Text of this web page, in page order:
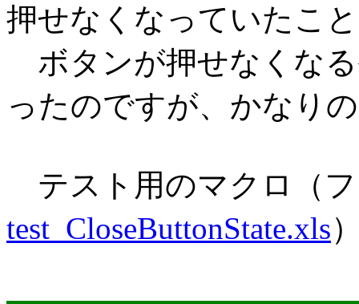
押せなくなっていたこ
ボタンが押せなくな
ったのですが、かなり
テスト用のマクロ（
test_CloseButtonState.xls